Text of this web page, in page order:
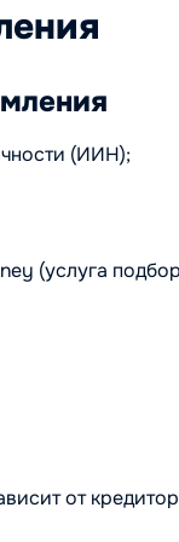
(ИИН);
(услуга
от